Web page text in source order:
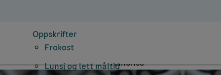
Oppskrifter
Frokost
Lunsj og lett måltidAnnonse